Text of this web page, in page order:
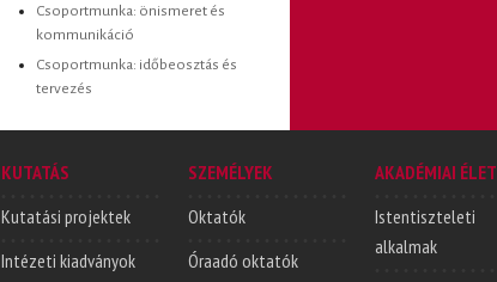
Csoportmunka: önismeret és
kommunikáció
Csoportmunka: időbeosztás és
tervezés
KUTATÁS
Kutatási projektek
Intézeti kiadványok
SZEMÉLYEK
Oktatók
Óraadó oktatók
AKADÉMIAI ÉLET
Istentiszteleti
alkalmak